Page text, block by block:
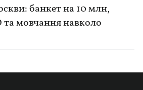
банкет на 10 млн,
мовчання навколо